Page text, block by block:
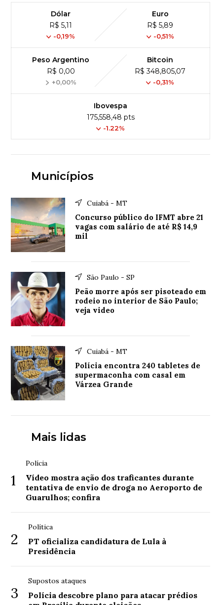
Dólar
R$ 5,11
-0,19%
Euro
R$ 5,89
-0,51%
Peso Argentino
R$ 0,00
+0,00%
Bitcoin
R$ 348,805,07
-0,31%
Ibovespa
175,558,48 pts
-1.22%
Municípios
Cuiabá - MT
Concurso público do IFMT abre 21
vagas com salário de até R$ 14,9
mil
São Paulo - SP
Peão morre após ser pisoteado em
rodeio no interior de São Paulo;
veja video
Cuiabá - MT
Polícia encontra 240 tabletes de
supermaconha com casal em
Várzea Grande
Mais lidas
1
Polícia
Vídeo mostra ação dos traficantes durante
tentativa de envio de droga no Aeroporto de
Guarulhos; confira
2
Política
PT oficializa candidatura de Lula à
Presidência
3
Supostos ataques
Polícia descobre plano para atacar prédios